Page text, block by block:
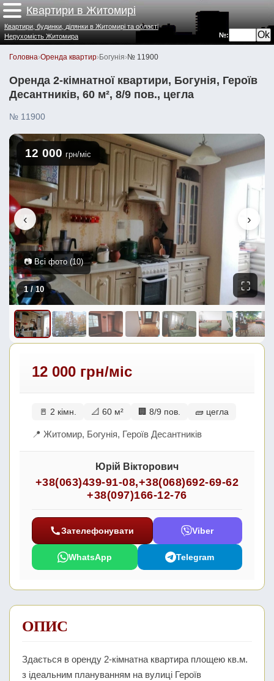
Квартири в Житомирі
№:
Квартири, будинки, ділянки в Житомирі та області
Нерухомість Житомира
Головна›Оренда квартир›Богунія›№ 11900
Оренда 2-кімнатної квартири, Богунія, Героїв
Десантників, 60 м², 8/9 пов., цегла
№ 11900
‹ ›
12 000 грн/міс
1/ 10 ⛶
📷 Всі фото (10)
12 000 грн/міс
🚪 2 кімн. 📐 60 м² 🏢 8/9 пов. 🧱 цегла
📍 Житомир, Богунія, Героїв Десантників
Юрій Вікторович
+38(063)439-91-08,+38(068)692-69-62
+38(097)166-12-76
Зателефонувати Viber
WhatsApp Telegram
ОПИС
Здається в оренду 2-кімнатна квартира площею кв.м.
з ідеальним плануванням на вулиці Героїв